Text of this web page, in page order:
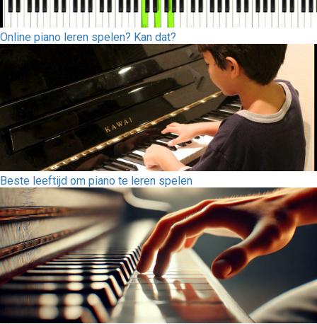
Online piano leren spelen? Kan dat?
Beste leeftijd om piano te leren spelen